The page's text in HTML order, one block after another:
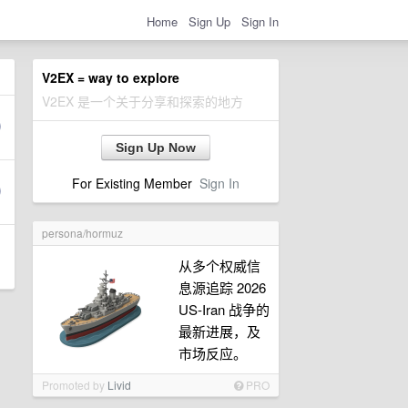
Home Sign Up Sign In
V2EX = way to explore
V2EX 是一个关于分享和探索的地方
Sign Up Now
For Existing Member Sign In
persona/hormuz
从多个权威信
息源追踪 2026
US-Iran 战争的
最新进展，及
市场反应。
Promoted by Livid PRO